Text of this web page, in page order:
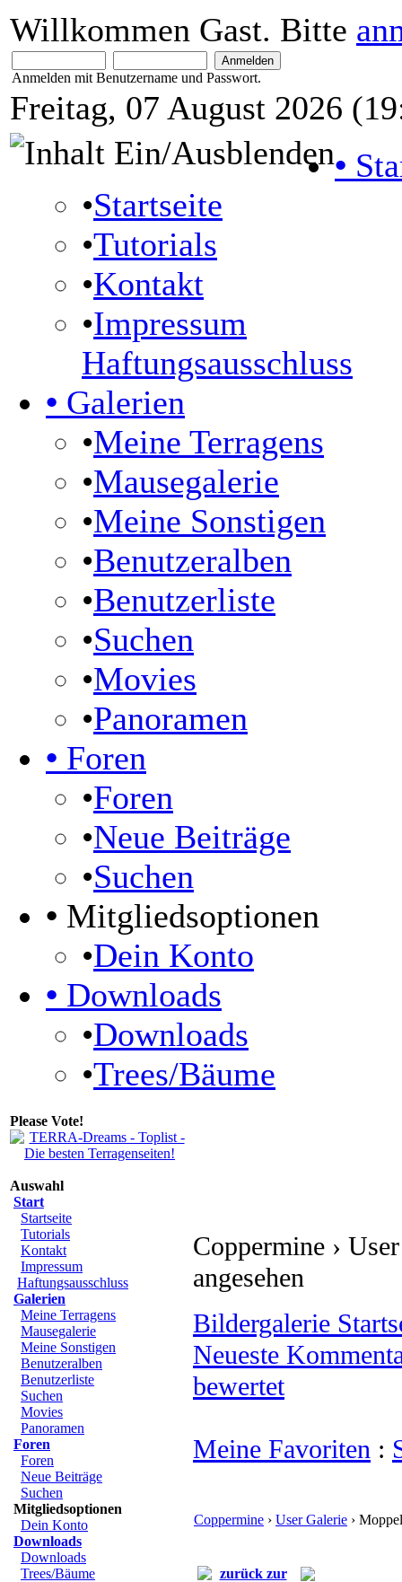
Willkommen Gast. Bitte
Anmelden mit Benutzername und Passwort.
Freitag, 07 August 2026
•
•Startseite
•Tutorials
•Kontakt
•Impressum
Haftungsausschluss
• Galerien
•Meine Terragens
•Mausegalerie
•Meine Sonstigen
•Benutzeralben
•Benutzerliste
•Suchen
•Movies
•Panoramen
• Foren
•Foren
•Neue Beiträge
•Suchen
• Mitgliedsoptionen
•Dein Konto
• Downloads
•Downloads
•Trees/Bäume
Please Vote!
Auswahl
Start
Startseite
Tutorials
Kontakt
Impressum
Haftungsausschluss
Galerien
Meine Terragens
Mausegalerie
Meine Sonstigen
Benutzeralben
Benutzerliste
Suchen
Movies
Panoramen
Foren
Foren
Neue Beiträge
Suchen
Mitgliedsoptionen
Dein Konto
Downloads
Downloads
Trees/Bäume
Coppermine ›
angesehen
Bildergalerie
Neueste
bewertet
Meine Favoriten :
Coppermine › User Galerie ›